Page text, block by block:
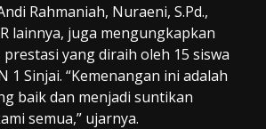
Rahmaniah, Nuraeni, S.Pd.,
lainnya, juga mengungkapkan
yang diraih oleh 15 siswa
1 Sinjai. “Kemenangan ini adalah
baik dan menjadi suntikan
semua,” ujarnya.